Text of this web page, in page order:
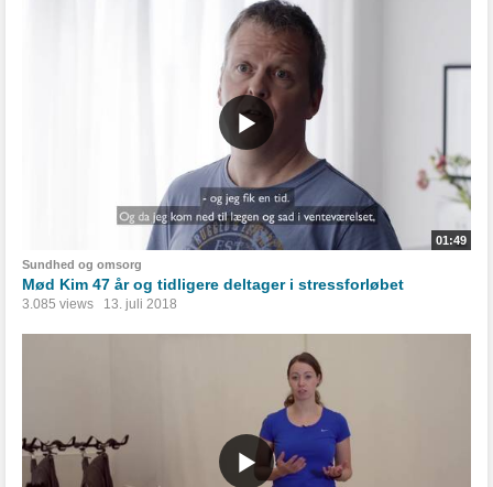
01:49
Sundhed og omsorg
Mød Kim 47 år og tidligere deltager i stressforløbet
3.085 views 13. juli 2018